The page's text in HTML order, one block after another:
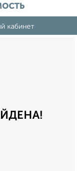
кабинет